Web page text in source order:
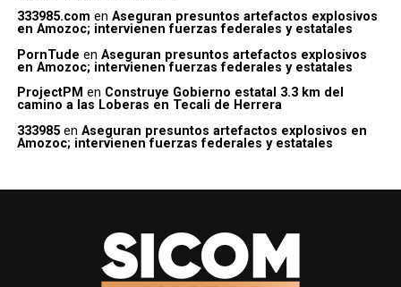
333985.com en Aseguran presuntos artefactos explosivos
en Amozoc; intervienen fuerzas federales y estatales
PornTude en Aseguran presuntos artefactos explosivos
en Amozoc; intervienen fuerzas federales y estatales
ProjectPM en Construye Gobierno estatal 3.3 km del
camino a las Loberas en Tecali de Herrera
333985en Aseguran presuntos artefactos explosivos en
Amozoc; intervienen fuerzas federales y estatales